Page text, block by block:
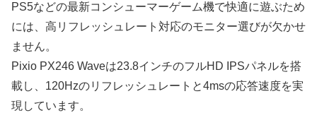
PS5などの最新コンシューマーゲーム機で快適に遊ぶため
には、高リフレッシュレート対応のモニター選びが欠かせ
ません。
Pixio PX246 Waveは23.8インチのフルHD IPSパネルを搭
載し、120Hzのリフレッシュレートと4msの応答速度を実
現しています。